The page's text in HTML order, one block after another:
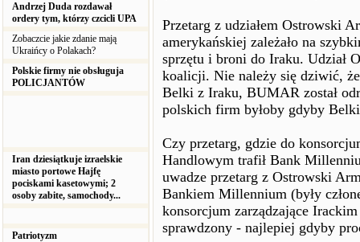
Andrzej Duda rozdawał
ordery tym, którzy czcicli UPA
Zobaczcie jakie zdanie mają
Ukraińcy o Polakach?
Polskie firmy nie obsługuja
POLICJANTÓW
Iran dziesiątkuje izraelskie
miasto portowe Hajfę
pociskami kasetowymi; 2
osoby zabite, samochody...
Patriotyzm
Przetarg z udziałem Ostrowski
amerykańskiej zależało na
sprzętu i broni do Iraku. Udział
koalicji. Nie należy się dziwić,
Belki z Iraku, BUMAR został
polskich firm byłoby gdyby
Czy przetarg, gdzie do
Handlowym trafił Bank
uwadze przetarg z Ostrowski
Bankiem Millennium (były
konsorcjum zarządzające
sprawdzony - najlepiej gdyby